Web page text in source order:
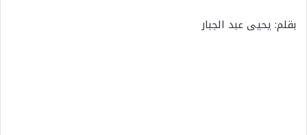
بقلم: يحيى عبد الجبار